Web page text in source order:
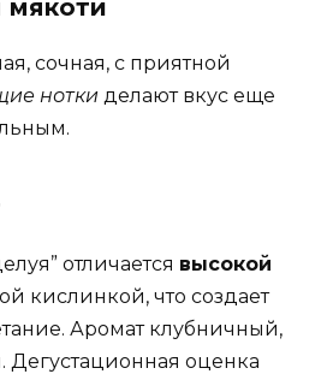
мякоти
сочная, с приятной
нотки делают вкус еще
отличается высокой
кислинкой, что создает
Аромат клубничный,
оценка